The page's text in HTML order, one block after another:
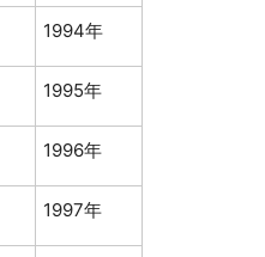
1994年
1995年
1996年
1997年